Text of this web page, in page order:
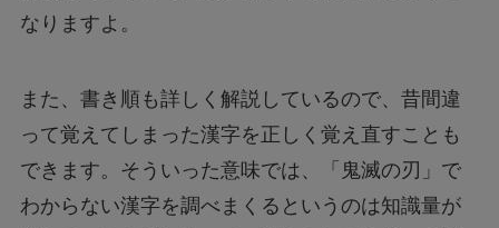
なりますよ。
また、書き順も詳しく解説しているので、昔間違
って覚えてしまった漢字を正しく覚え直すことも
できます。そういった意味では、「鬼滅の刃」で
わからない漢字を調べまくるというのは知識量が